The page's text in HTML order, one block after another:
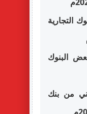
التجارية
البنوك
من بنك